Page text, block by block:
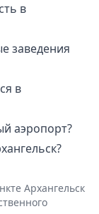
в
заведения
в
аэропорт?
Архангельск